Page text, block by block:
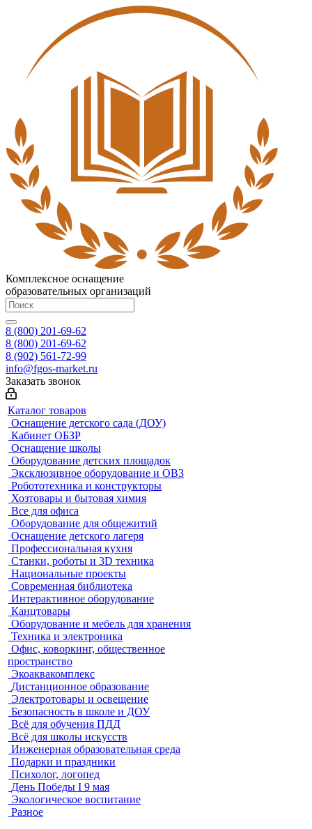
Комплексное оснащение
образовательных организаций
8 (800) 201-69-62
8 (800) 201-69-62
8 (902) 561-72-99
info@fgos-market.ru
Заказать звонок
Каталог товаров
Оснащение детского сада (ДОУ)
Кабинет ОБЗР
Оснащение школы
Оборудование детских площадок
Эксклюзивное оборудование и ОВЗ
Робототехника и конструкторы
Хозтовары и бытовая химия
Все для офиса
Оборудование для общежитий
Оснащение детского лагеря
Профессиональная кухня
Станки, роботы и 3D техника
Национальные проекты
Современная библиотека
Интерактивное оборудование
Канцтовары
Оборудование и мебель для хранения
Техника и электроника
Офис, коворкинг, общественное
пространство
Экоаквакомплекс
Дистанционное образование
Электротовары и освещение
Безопасность в школе и ДОУ
Всё для обучения ПДД
Всё для школы искусств
Инженерная образовательная среда
Подарки и праздники
Психолог, логопед
День Победы I 9 мая
Экологическое воспитание
Разное